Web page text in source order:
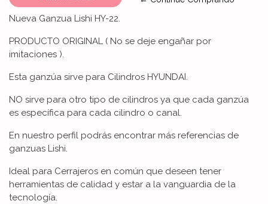
Nueva Ganzua Lishi HY-22.
PRODUCTO ORIGINAL ( No se deje engañar por
imitaciones ).
Esta ganzúa sirve para Cilindros HYUNDAI.
NO sirve para otro tipo de cilindros ya que cada ganzúa
es específica para cada cilindro o canal.
En nuestro perfil podrás encontrar más referencias de
ganzuas Lishi.
Ideal para Cerrajeros en común que deseen tener
herramientas de calidad y estar a la vanguardia de la
tecnología.